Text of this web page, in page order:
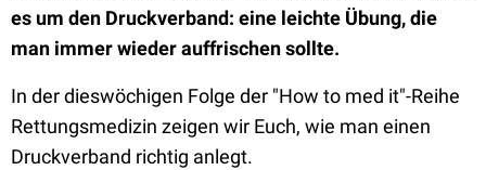
es um den Druckverband: eine leichte Übung, die
man immer wieder auffrischen sollte.
In der dieswöchigen Folge der "How to med it"-Reihe
Rettungsmedizin zeigen wir Euch, wie man einen
Druckverband richtig anlegt.